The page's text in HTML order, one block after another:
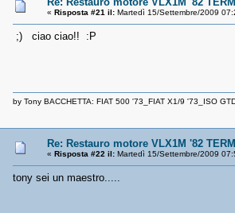
« Risposta #21 il: Martedì 15/Settembre/2009
;) ciao ciao!! :P
by Tony BACCHETTA: FIAT 500 '73_FIAT X1/9 '73_ISO
Re: Restauro motore VLX1M '82
« Risposta #22 il: Martedì 15/Settembre/2009
tony sei un maestro.....